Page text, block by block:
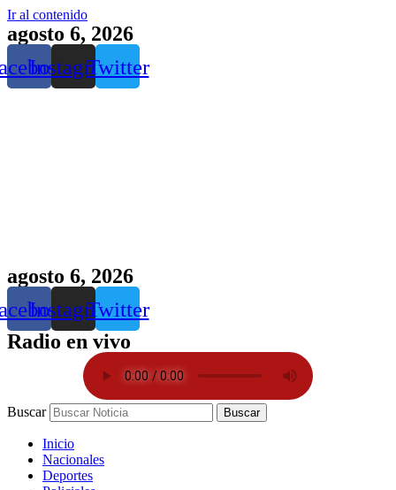
Ir al contenido
agosto 6, 2026
InstagramTwitter
agosto 6, 2026
InstagramTwitter
Radio en vivo
Buscar Buscar
Inicio
Nacionales
Deportes